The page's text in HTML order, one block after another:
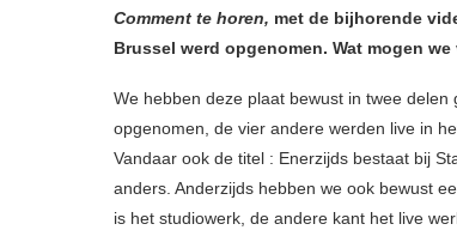
Comment te horen, met de bijhorende
Brussel werd opgenomen. Wat mogen
We hebben deze plaat bewust in twee
opgenomen, de vier andere werden live in
Vandaar ook de titel : Enerzijds bestaat bij
anders. Anderzijds hebben we ook bewust
is het studiowerk, de andere kant het live